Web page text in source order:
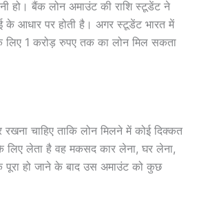
हो। बैंक लोन अमाउंट की राशि स्टूडेंट ने
के आधार पर होती है। अगर स्टूडेंट भारत में
लिए 1 करोड़ रुपए तक का लोन मिल सकता
चाहिए ताकि लोन मिलने में कोई दिक्कत
लेता है वह मकसद कार लेना, घर लेना,
हो जाने के बाद उस अमाउंट को कुछ